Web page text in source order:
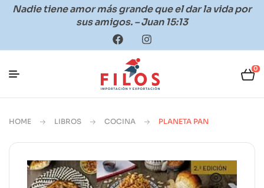
Nadie tiene amor más grande que el dar la vida por
sus amigos. – Juan 15:13
0
HOME LIBROS COCINA PLANETA PAN